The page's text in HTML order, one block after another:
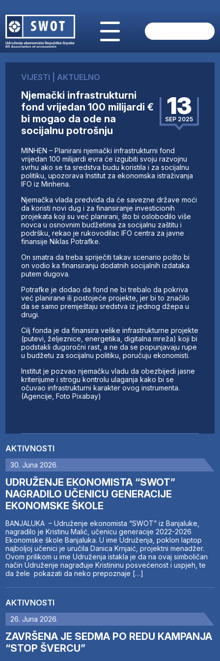
O NAMA
AKTUELNO
ANALIZE
KOMPANIJE
FINANSIJE
IZ STRANIH MEDIJA
AKTIVNOSTI
SWOT INTERVJU
UČLANI SE
KONTAKT
AKTIVNOSTI
30. Juna 2026.
UDRUŽENJE EKONOMISTA “SWOT”
NAGRADILO UČENICU GENERACIJE
EKONOMSKE ŠKOLE
BANJALUKA – Udruženje ekonomista “SWOT” iz Banjaluke,
nagradilo je Kristinu Malić, učenicu generacije 2022-2026
Ekonomske škole Banjaluka. U ime Udruženja, poklon laptop
najboljoj učenici je uručila Danica Krnjaić, projektni menadžer.
Ovom prilikom u ime Udruženja istakla je da na ovaj simboličan
način Udruženje nagrađuje Kristininu posvećenost i uspjeh, te
da žele pokazati da neko prepoznaje […]
AKTIVNOSTI
26. Juna 2026.
ZAVRŠENA JE SEDMA PO REDU KAMPANJA
“STOP ŠVERCU”
VIJESTI AKTUELNO
Njemački infrastrukturni
fond vrijedan 100 milijardi €
bi mogao da ode na
socijalnu potrošnju
13
SEP 2025
MINHEN – Planirani njemački infrastrukturni fond
vrijedan 100 milijardi evra će izgubiti svoju razvojnu
svrhu ako se ta sredstva budu koristila i za socijalnu
politiku, upozorava Institut za ekonomska istraživanja
IFO iz Minhena.
Njemačka vlada predviđa da će savezne države moći
da koristi novi dug i za finansiranje investicionih
projekata koji su već planirani, što bi oslobodilo više
novca u osnovnim budžetima za socijalnu zaštitu i
podršku, rekao je rukovodilac IFO centra za javne
finansije Niklas Potrafke.
On smatra da treba spriječiti takav scenario pošto bi
on vodio ka finansiranju dodatnih socijalnih izdataka
putem dugova.
Potrafke je dodao da fond ne bi trebalo da pokriva
već planirane ili postojeće projekte, jer bi to značilo
da se samo premještaju sredstva iz jednog džepa u
drugi.
Cilj fonda je da finansira velike infrastrukturne projekte
(putevi, željeznice, energetika, digitalna mreža) koji bi
podstakli dugoročni rast, a ne da se popunjavaju rupe
u budžetu za socijalnu politiku, poručuju ekonomisti.
Institut je pozvao njemačku vladu da obezbijedi jasne
kriterijume i strogu kontrolu ulaganja kako bi se
očuvao infrastrukturni karakter ovog instrumenta.
(Agencije, Foto Pixabay)